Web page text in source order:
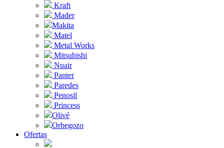
Kraft
Mader
Makita
Matel
Metal Works
Mitsubishi
Nuair
Panter
Paredes
Penosil
Princess
Olivé
Orbegozo
Ofertas